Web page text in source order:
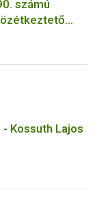
számú
Kossuth Lajos